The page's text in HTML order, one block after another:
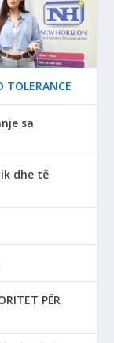
TOLERANCE
sa
dhe të
PËR